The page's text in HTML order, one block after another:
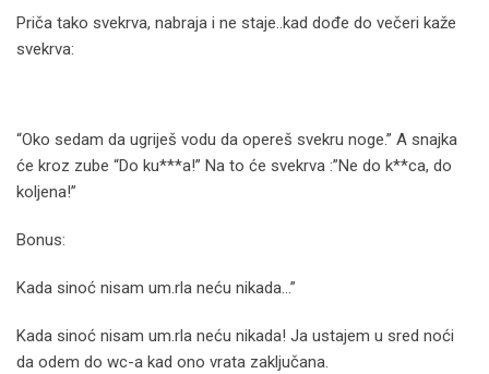
Priča tako svekrva, nabraja i ne staje..kad dođe do večeri kaže
svekrva:
“Oko sedam da ugriješ vodu da opereš svekru noge.” A snajka
će kroz zube “Do ku***a!” Na to će svekrva :”Ne do k**ca, do
koljena!”
Bonus:
Kada sinoć nisam um.rla neću nikada…”
Kada sinoć nisam um.rla neću nikada! Ja ustajem u sred noći
da odem do wc-a kad ono vrata zaključana.